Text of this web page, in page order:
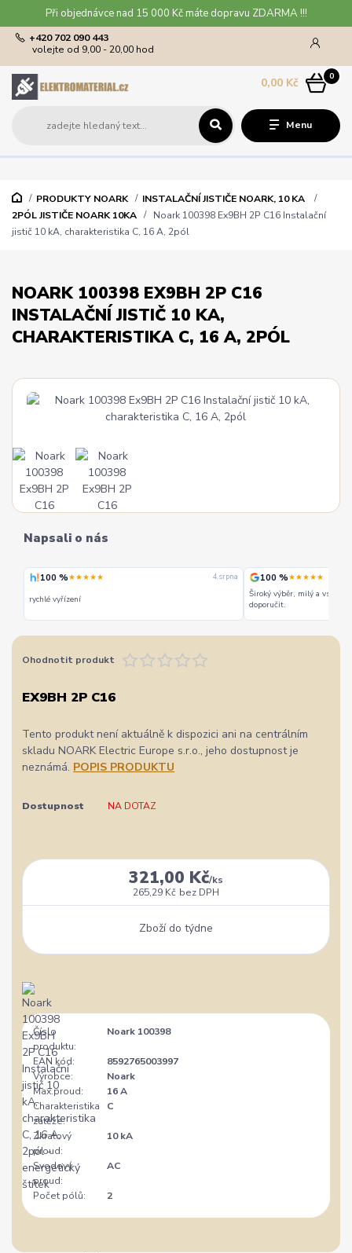
Při objednávce nad 15 000 Kč máte dopravu ZDARMA !!!
Menu
+420 702 090 443
volejte od 9,00 - 20,00 hod
0
0,00 Kč
PRODUKTY NOARK
INSTALAČNÍ JISTIČE NOARK, 10 KA
2PÓL JISTIČE NOARK 10KA
Noark 100398 Ex9BH 2P C16 Instalační
jistič 10 kA, charakteristika C, 16 A, 2pól
NOARK 100398 EX9BH 2P C16
INSTALAČNÍ JISTIČ 10 KA,
CHARAKTERISTIKA C, 16 A, 2PÓL
Napsali o nás
100 %★★★★★ 4. srpna
rychlé vyřízení
100 %★★★★★
Široký výběr, milý a
doporučit.
Ohodnotit produkt
EX9BH 2P C16
Tento produkt není aktuálně k dispozici ani na centrálním
skladu NOARK Electric Europe s.r.o., jeho dostupnost je
neznámá. POPIS PRODUKTU
Dostupnost NA DOTAZ
321,00 Kč/ks
265,29 Kč bez DPH
Zboží do týdne
Číslo
produktu:
Noark 100398
EAN kód:
8592765003997
Výrobce:
Noark
Max.proud:
16 A
Charakteristika
zátěže:
C
Zkratový
proud:
10 kA
Svodový
proud:
AC
Počet pólů: 2